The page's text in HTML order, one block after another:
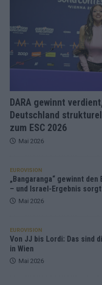
DARA gewinnt
Deutschland
zum ESC 2026
Mai 2026
EUROVISION
„Bangaranga“ gewinnt
– und Israel-Ergebnis
Mai 2026
EUROVISION
Von JJ bis Lordi: Das sind
in Wien
Mai 2026